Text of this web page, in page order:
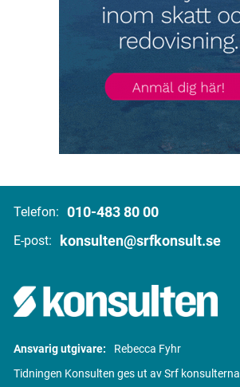
Telefon: 010-483 80 00
E-post: konsulten@srfkonsult.se
Ansvarig utgivare:
Rebecca Fyhr
Tidningen Konsulten ges ut av Srf konsulterna